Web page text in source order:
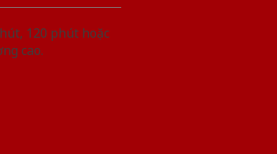
120 phút hoặc
cao.